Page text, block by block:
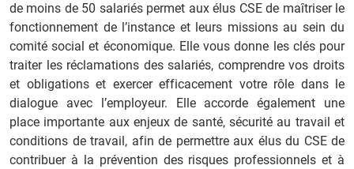
de moins de 50 salariés permet aux élus CSE de maîtriser le
fonctionnement de l’instance et leurs missions au sein du
comité social et économique. Elle vous donne les clés pour
traiter les réclamations des salariés, comprendre vos droits
et obligations et exercer efficacement votre rôle dans le
dialogue avec l’employeur. Elle accorde également une
place importante aux enjeux de santé, sécurité au travail et
conditions de travail, afin de permettre aux élus du CSE de
contribuer à la prévention des risques professionnels et à